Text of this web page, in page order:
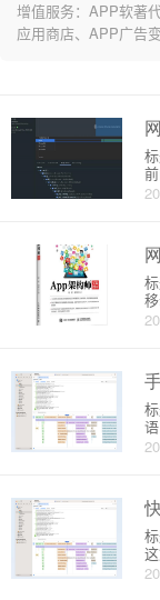
增值服务：APP软著
应用商店、APP广告
1.